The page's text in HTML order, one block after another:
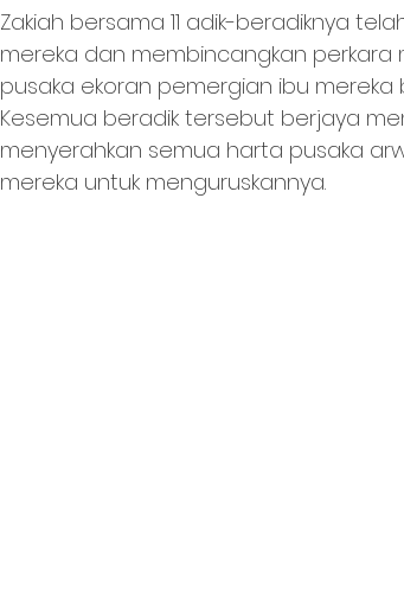
Zakiah bersama 11 adik-beradiknya
mereka dan membincangkan
pusaka ekoran pemergian ibu
Kesemua beradik tersebut berjaya
menyerahkan semua harta pusaka
mereka untuk menguruskannya.